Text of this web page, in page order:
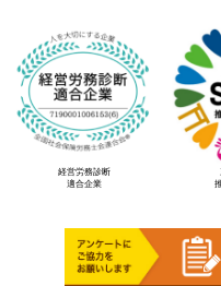
経営労務診断
適合企業